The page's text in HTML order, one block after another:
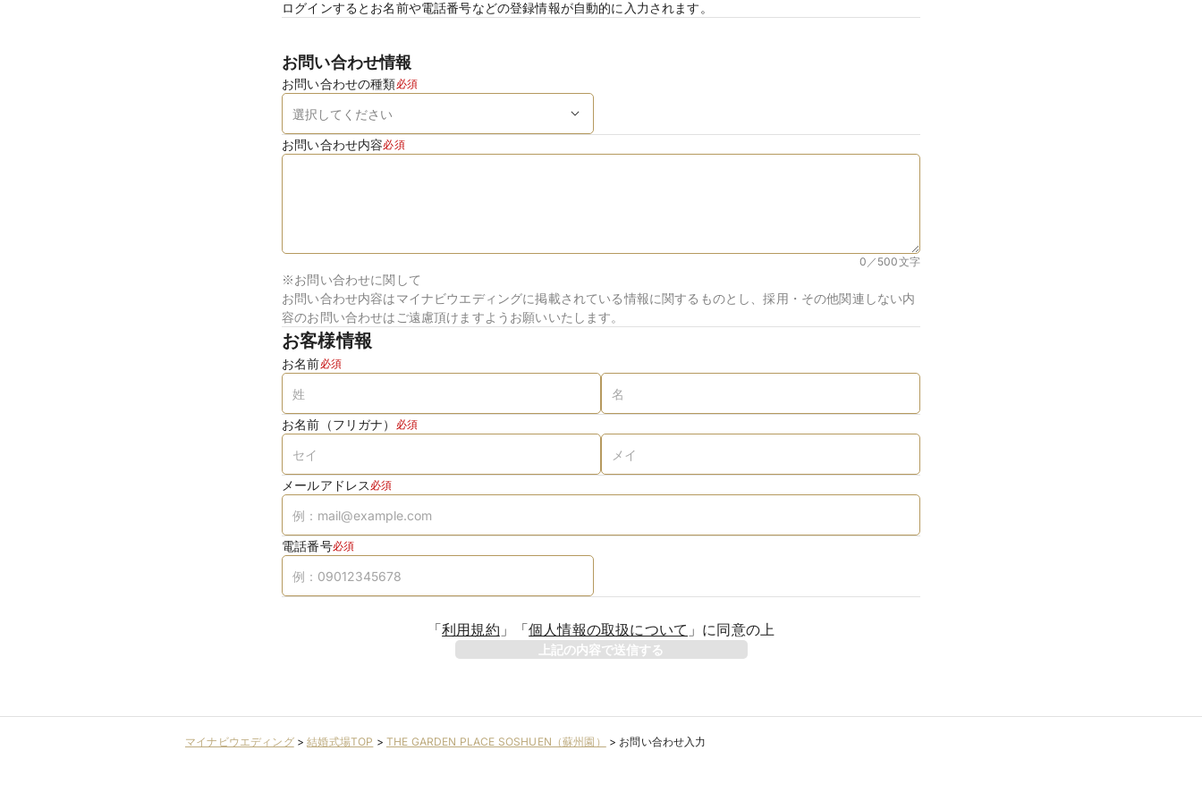
ログインするとお名前や電話番号などの登録情報が自動的に入力されます。
お問い合わせ情報
お問い合わせの種類必須
お問い合わせ内容必須
0／500文字
※お問い合わせに関して
お問い合わせ内容はマイナビウエディングに掲載されている情報に関するものとし、採用・その他関連しない内
容のお問い合わせはご遠慮頂けますようお願いいたします。
お客様情報
お名前必須
お名前（フリガナ） 必須
メールアドレス 必須
電話番号必須
「利用規約 」 「個人情報の取扱について 」 に同意の上
上記の内容で送信する
マイナビウエディング>結婚式場TOP > THE GARDEN PLACE SOSHUEN（蘇州園） > お問い合わせ入力